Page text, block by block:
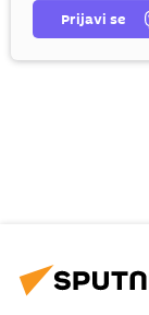
Prijavi se